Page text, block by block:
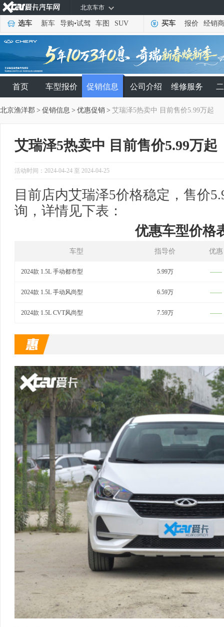
北京车市
选车 新车 导购•试驾 车图 SUV 买车 报价 经销商
首页 车型报价 促销信息 公司介绍 维修服务
北京渔洋郡 > 促销信息 > 优惠促销 > 艾瑞泽5热卖中 目前售价5.99万起
艾瑞泽5热卖中 目前售价5.99万起
活动时间：2024-04-24 至 2024-04-25
目前店内艾瑞泽5价格稳定，售价
询，详情见下表：
优惠车型价格
车型 指导价 优惠
2024款 1.5L 手动都市型 5.99万 ------
2024款 1.5L 手动风尚型 6.59万 ------
2024款 1.5L CVT风尚型 7.59万 ------